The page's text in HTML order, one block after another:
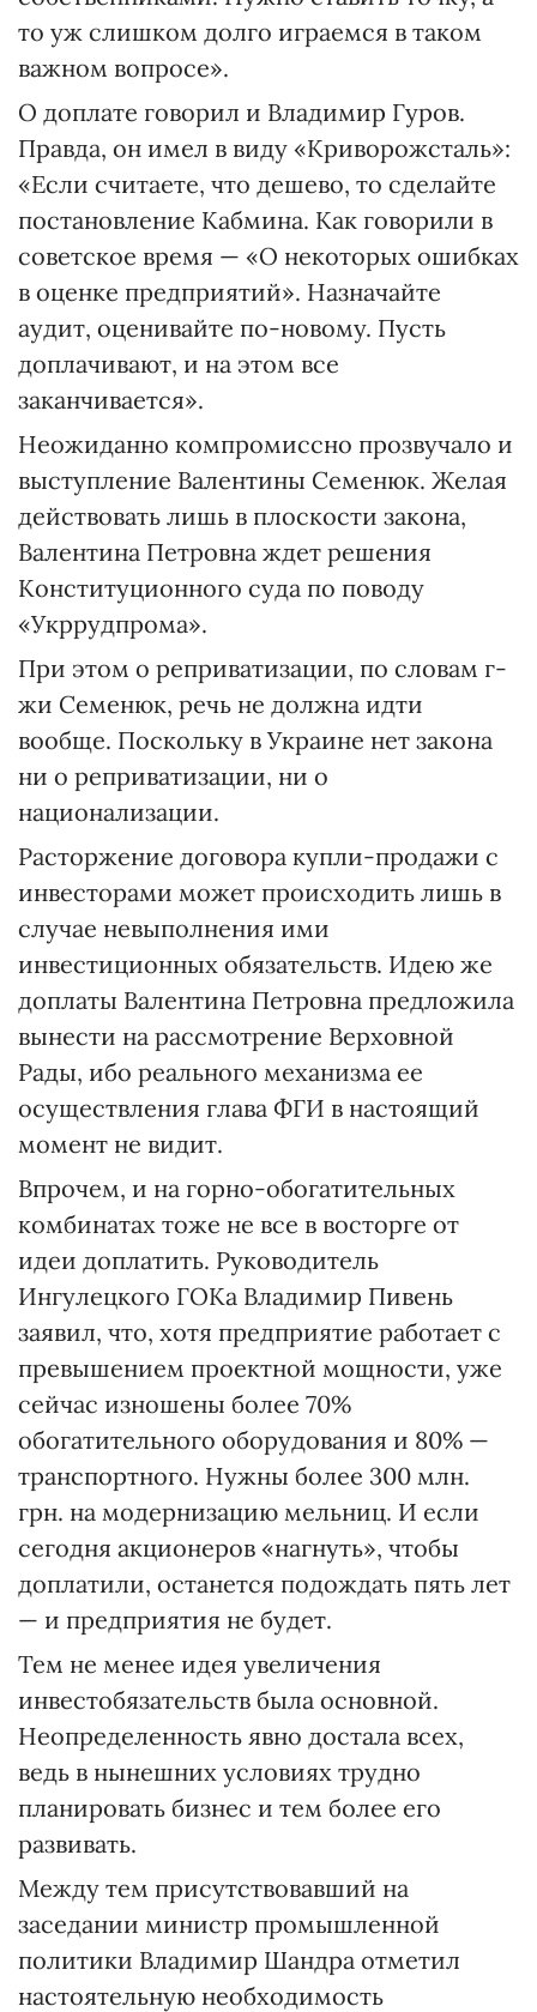
то уж слишком долго играемся в таком
важном вопросе».
О доплате говорил и Владимир Гуров.
Правда, он имел в виду «Криворожсталь»:
«Если считаете, что дешево, то сделайте
постановление Кабмина. Как говорили в
советское время — «О некоторых ошибках
в оценке предприятий». Назначайте
аудит, оценивайте по-новому. Пусть
доплачивают, и на этом все
заканчивается».
Неожиданно компромиссно прозвучало и
выступление Валентины Семенюк. Желая
действовать лишь в плоскости закона,
Валентина Петровна ждет решения
Конституционного суда по поводу
«Укррудпрома».
При этом о реприватизации, по словам г-
жи Семенюк, речь не должна идти
вообще. Поскольку в Украине нет закона
ни о реприватизации, ни о
национализации.
Расторжение договора купли-продажи с
инвесторами может происходить лишь в
случае невыполнения ими
инвестиционных обязательств. Идею же
доплаты Валентина Петровна предложила
вынести на рассмотрение Верховной
Рады, ибо реального механизма ее
осуществления глава ФГИ в настоящий
момент не видит.
Впрочем, и на горно-обогатительных
комбинатах тоже не все в восторге от
идеи доплатить. Руководитель
Ингулецкого ГОКа Владимир Пивень
заявил, что, хотя предприятие работает с
превышением проектной мощности, уже
сейчас изношены более 70%
обогатительного оборудования и 80% —
транспортного. Нужны более 300 млн.
грн. на модернизацию мельниц. И если
сегодня акционеров «нагнуть», чтобы
доплатили, останется подождать пять лет
— и предприятия не будет.
Тем не менее идея увеличения
инвестобязательств была основной.
Неопределенность явно достала всех,
ведь в нынешних условиях трудно
планировать бизнес и тем более его
развивать.
Между тем присутствовавший на
заседании министр промышленной
политики Владимир Шандра отметил
настоятельную необходимость